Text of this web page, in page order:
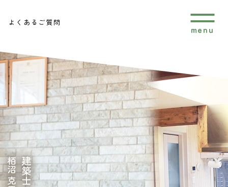
よくあるご質問
menu